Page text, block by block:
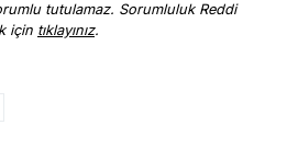
tutulamaz. Sorumluluk Reddi
için tıklayınız.